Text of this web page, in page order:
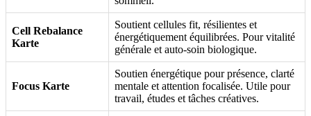
Cell Rebalance
Karte
Soutient cellules fit, résilientes et
énergétiquement équilibrées. Pour vitalité
générale et auto-soin biologique.
Focus Karte
Soutien énergétique pour présence, clarté
mentale et attention focalisée. Utile pour
travail, études et tâches créatives.